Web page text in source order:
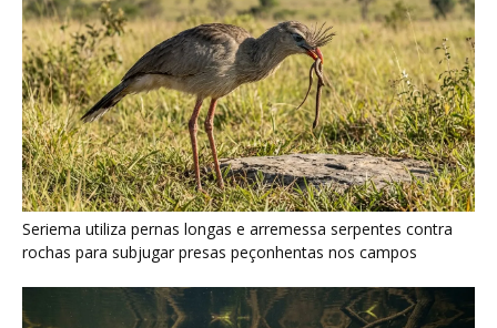
Seriema utiliza pernas longas e arremessa serpentes contra
rochas para subjugar presas peçonhentas nos campos